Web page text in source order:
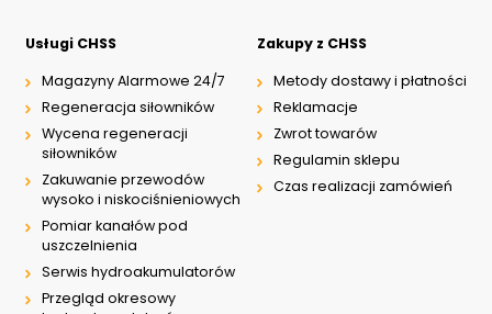
Usługi CHSS
Magazyny Alarmowe 24/7
Regeneracja siłowników
Wycena regeneracji
siłowników
Zakuwanie przewodów
wysoko i niskociśnieniowych
Pomiar kanałów pod
uszczelnienia
Serwis hydroakumulatorów
Przegląd okresowy
Zakupy z CHSS
Metody dostawy i płatności
Reklamacje
Zwrot towarów
Regulamin sklepu
Czas realizacji zamówień